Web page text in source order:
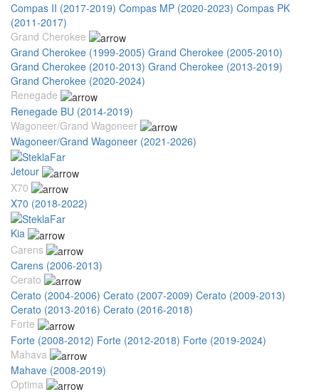
Compas II (2017-2019) Compas MP (2020-2023) Compas PK
(2011-2017)
Grand Cherokee
Grand Cherokee (1999-2005) Grand Cherokee (2005-2010)
Grand Cherokee (2010-2013) Grand Cherokee (2013-2019)
Grand Cherokee (2020-2024)
Renegade
Renegade BU (2014-2019)
Wagoneer/Grand Wagoneer
Wagoneer/Grand Wagoneer (2021-2026)
Jetour
X70
X70 (2018-2022)
Kia
Carens
Carens (2006-2013)
Cerato
Cerato (2004-2006) Cerato (2007-2009) Cerato (2009-2013)
Cerato (2013-2016) Cerato (2016-2018)
Forte
Forte (2008-2012) Forte (2012-2018) Forte (2019-2024)
Mahava
Mahave (2008-2019)
Optima